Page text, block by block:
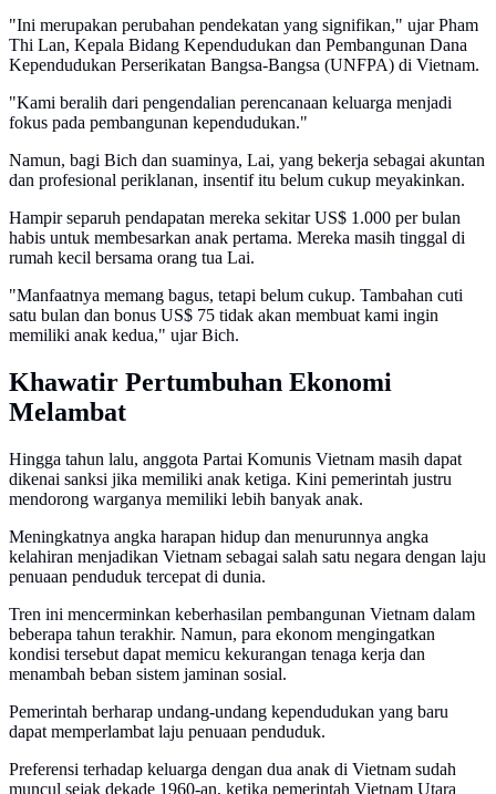
"Ini merupakan perubahan pendekatan yang signifikan," ujar Pham
Thi Lan, Kepala Bidang Kependudukan dan Pembangunan Dana
Kependudukan Perserikatan Bangsa-Bangsa (UNFPA) di Vietnam.
"Kami beralih dari pengendalian perencanaan keluarga menjadi
fokus pada pembangunan kependudukan."
Namun, bagi Bich dan suaminya, Lai, yang bekerja sebagai akuntan
dan profesional periklanan, insentif itu belum cukup meyakinkan.
Hampir separuh pendapatan mereka sekitar US$ 1.000 per bulan
habis untuk membesarkan anak pertama. Mereka masih tinggal di
rumah kecil bersama orang tua Lai.
"Manfaatnya memang bagus, tetapi belum cukup. Tambahan cuti
satu bulan dan bonus US$ 75 tidak akan membuat kami ingin
memiliki anak kedua," ujar Bich.
Khawatir Pertumbuhan Ekonomi
Melambat
Hingga tahun lalu, anggota Partai Komunis Vietnam masih dapat
dikenai sanksi jika memiliki anak ketiga. Kini pemerintah justru
mendorong warganya memiliki lebih banyak anak.
Meningkatnya angka harapan hidup dan menurunnya angka
kelahiran menjadikan Vietnam sebagai salah satu negara dengan laju
penuaan penduduk tercepat di dunia.
Tren ini mencerminkan keberhasilan pembangunan Vietnam dalam
beberapa tahun terakhir. Namun, para ekonom mengingatkan
kondisi tersebut dapat memicu kekurangan tenaga kerja dan
menambah beban sistem jaminan sosial.
Pemerintah berharap undang-undang kependudukan yang baru
dapat memperlambat laju penuaan penduduk.
Preferensi terhadap keluarga dengan dua anak di Vietnam sudah
muncul sejak dekade 1960-an, ketika pemerintah Vietnam Utara